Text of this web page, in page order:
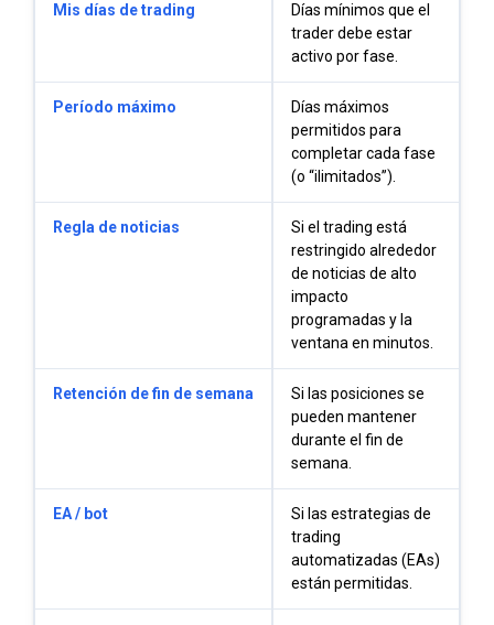
Mis días de trading
Días mínimos que el
trader debe estar
activo por fase.
Período máximo
Días máximos
permitidos para
completar cada fase
(o “ilimitados”).
Regla de noticias
Si el trading está
restringido alrededor
de noticias de alto
impacto
programadas y la
ventana en minutos.
Retención de fin de semana
Si las posiciones se
pueden mantener
durante el fin de
semana.
EA / bot
Si las estrategias de
trading
automatizadas (EAs)
están permitidas.